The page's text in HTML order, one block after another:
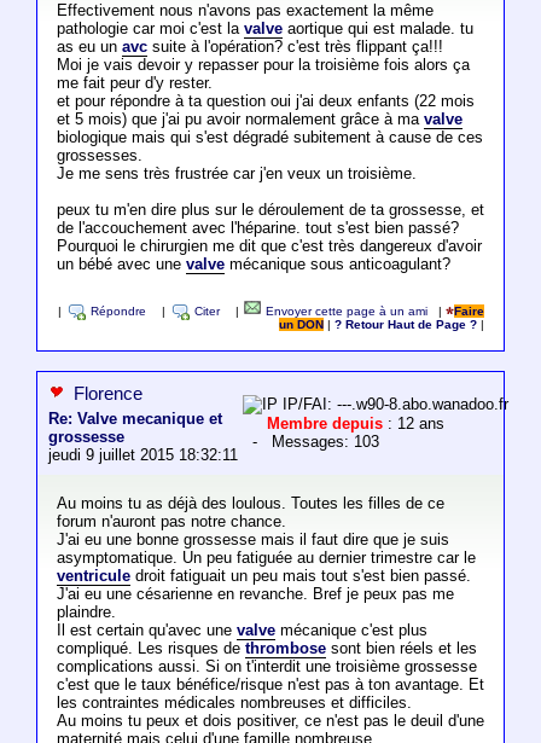
Effectivement nous n'avons pas exactement la même
pathologie car moi c'est la valveaortique qui est malade. tu
as eu un avcsuite à l'opération? c'est très flippant ça!!!
Moi je vais devoir y repasser pour la troisième fois alors ça
me fait peur d'y rester.
et pour répondre à ta question oui j'ai deux enfants (22 mois
et 5 mois) que j'ai pu avoir normalement grâce à ma valve
biologique mais qui s'est dégradé subitement à cause de ces
grossesses.
Je me sens très frustrée car j'en veux un troisième.
peux tu m'en dire plus sur le déroulement de ta grossesse, et
de l'accouchement avec l'héparine. tout s'est bien passé?
Pourquoi le chirurgien me dit que c'est très dangereux d'avoir
un bébé avec une valvemécanique sous anticoagulant?
Répondre Citer Envoyer cette page à un ami |
Faire
un DON
|? Retour Haut de Page ?
Florence
Re: Valve mecanique et
grossesse
jeudi 9 juillet 2015 18:32:11
IP/FAI: ---.w90-8.abo.wanadoo.fr
Membre depuis : 12 ans
- Messages: 103
Au moins tu as déjà des loulous. Toutes les filles de ce
forum n'auront pas notre chance.
J'ai eu une bonne grossesse mais il faut dire que je suis
asymptomatique. Un peu fatiguée au dernier trimestre car le
ventriculedroit fatiguait un peu mais tout s'est bien passé.
J'ai eu une césarienne en revanche. Bref je peux pas me
plaindre.
Il est certain qu'avec une valvemécanique c'est plus
compliqué. Les risques de thrombosesont bien réels et les
complications aussi. Si on t'interdit une troisième grossesse
c'est que le taux bénéfice/risque n'est pas à ton avantage. Et
les contraintes médicales nombreuses et difficiles.
Au moins tu peux et dois positiver, ce n'est pas le deuil d'une
maternité mais celui d'une famille nombreuse.